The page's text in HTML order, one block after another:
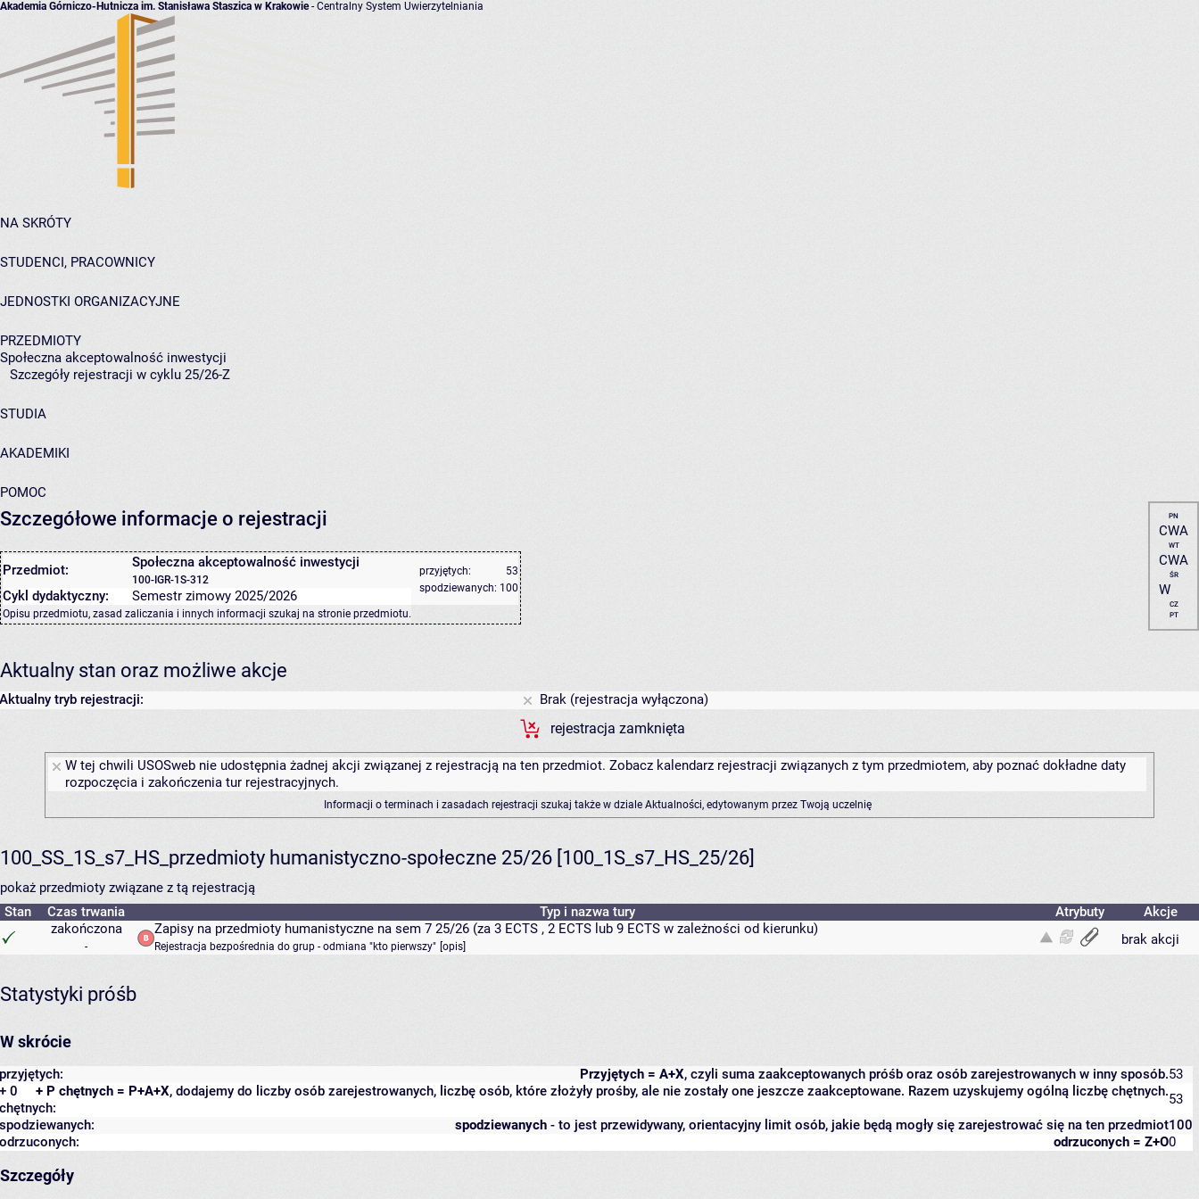
Akademia Górniczo-Hutnicza im. Stanisława Staszica w Krakowie- Centralny System Uwierzytelniania
NA SKRÓTY
STUDENCI, PRACOWNICY
JEDNOSTKI ORGANIZACYJNE
PRZEDMIOTY
Społeczna akceptowalność inwestycji
Szczegóły rejestracji w cyklu 25/26-Z
STUDIA
AKADEMIKI
POMOC
Szczegółowe informacje o rejestracji
Przedmiot: Społeczna akceptowalność inwestycji
100-IGR-1S-312
przyjętych:
53
spodziewanych: 100
Cykl dydaktyczny: Semestr zimowy 2025/2026
Opisu przedmiotu, zasad zaliczania i innych informacji szukaj na stronie przedmiotu.
PN
CWA
WT
CWA
ŚR
W
CZ
PT
Aktualny stan oraz możliwe akcje
Aktualny tryb rejestracji:
Brak (rejestracja wyłączona)
rejestracja zamknięta
W tej chwili USOSweb nie udostępnia żadnej akcji związanej z rejestracją na ten przedmiot. Zobacz kalendarz rejestracji związanych z tym przedmiotem, aby poznać dokładne daty
rozpoczęcia i zakończenia tur rejestracyjnych.
Informacji o terminach i zasadach rejestracji szukaj także w dziale Aktualności, edytowanym przez Twoją uczelnię
100_SS_1S_s7_HS_przedmioty humanistyczno-społeczne 25/26 [100_1S_s7_HS_25/26]
pokaż przedmioty związane z tą rejestracją
Stan
Czas trwania Typ i nazwa tury Atrybuty
Akcje
zakończona
-
Zapisy na przedmioty humanistyczne na sem 7 25/26 (za 3 ECTS , 2 ECTS lub 9 ECTS w zależności od kierunku)
Rejestracja bezpośrednia do grup - odmiana "kto pierwszy" opis brak akcji
Statystyki próśb
W skrócie
Przyjętych = A+X, czyli suma zaakceptowanych próśb oraz osób zarejestrowanych w inny sposób.
przyjętych:
53
+ P chętnych = P+A+X, dodajemy do liczby osób zarejestrowanych, liczbę osób, które złożyły prośby, ale nie zostały one jeszcze zaakceptowane. Razem uzyskujemy ogólną liczbę chętnych.
+ 0
chętnych:
53
spodziewanych - to jest przewidywany, orientacyjny limit osób, jakie będą mogły się zarejestrować się na ten przedmiot
spodziewanych:
100
odrzuconych = Z+O
odrzuconych: 0
Szczegóły